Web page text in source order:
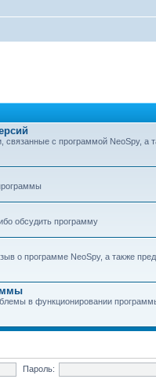
связанные с программой NeoSpy, а
обсудить программу
о программе NeoSpy, а также
в функционировании
Пароль: